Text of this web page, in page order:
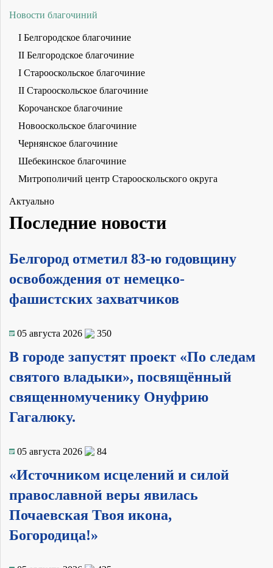
Новости благочиний
I Белгородское благочиние
II Белгородское благочиние
I Старооскольское благочиние
II Старооскольское благочиние
Корочанское благочиние
Новооскольское благочиние
Чернянское благочиние
Шебекинское благочиние
Митрополичий центр Старооскольского округа
Актуально
Последние новости
Белгород отметил 83-ю годовщину
освобождения от немецко-
фашистских захватчиков
05 августа 2026 350
В городе запустят проект «По следам
святого владыки», посвящённый
священномученику Онуфрию
Гагалюку.
05 августа 2026 84
«Источником исцелений и силой
православной веры явилась
Почаевская Твоя икона,
Богородица!»